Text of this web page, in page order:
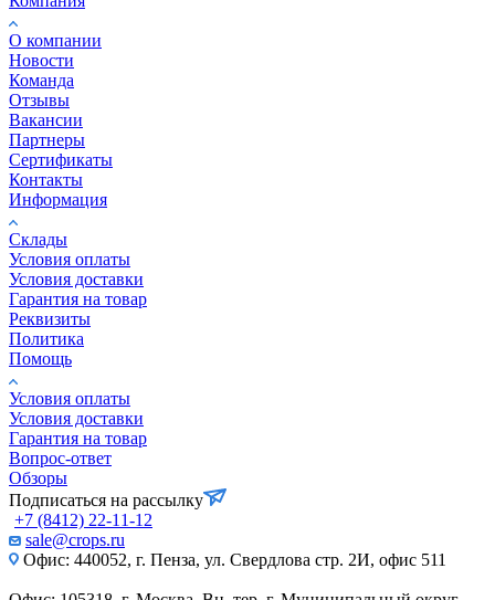
О компании
Новости
Команда
Отзывы
Вакансии
Партнеры
Сертификаты
Контакты
Информация
Склады
Условия оплаты
Условия доставки
Гарантия на товар
Реквизиты
Политика
Помощь
Условия оплаты
Условия доставки
Гарантия на товар
Вопрос-ответ
Обзоры
Подписаться на рассылку
+7 (8412) 22-11-12
sale@crops.ru
Офис: 440052, г. Пенза, ул. Свердлова стр. 2И, офис 511